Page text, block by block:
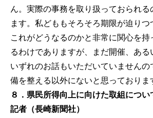
ん。実際の事務を取り扱っておられる
ます。私どももそろそろ期限が迫りつ
これがどうなるのかと非常に関心を持
るわけでありますが、まだ開催、ある
いずれのお話もいただいていませんの
備を整える以外にないと思っておりま
８．県民所得向上に向けた取組につい
記者（長崎新聞社）